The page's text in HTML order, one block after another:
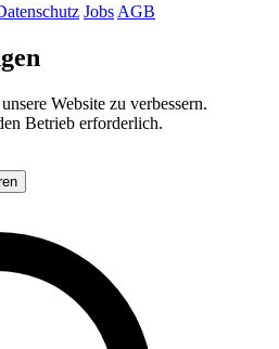
Jobs AGB
Website zu verbessern.
Betrieb erforderlich.